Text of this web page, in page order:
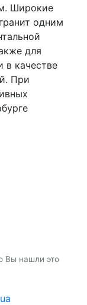
Широкие
одним
для
в качестве
При
Вы нашли это